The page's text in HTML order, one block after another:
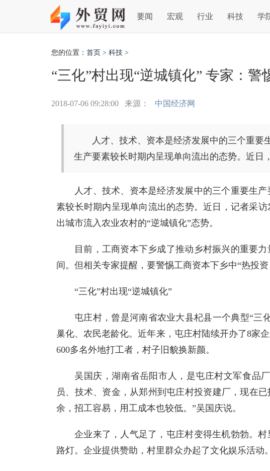
要闻 宏观 行业 科技 学
您的位置： 首页 > 科技 >
“三化”村出现“逆城镇化” 专家：警
2018-07-06 09:28:00 来源： 中国经济网
人才、技术、资本是经济发展中的三个重
生产要素较长时期内呈现单向流出的态势。近日
人才、技术、资本是经济发展中的三个重要生
素较长时期内呈现单向流出的态势。近日，记者采
出城市流入农业农村的“逆城镇化”态势。
目前，工商资本下乡成了推动乡村振兴的重要
间。但相关专家提醒，要警惕工商资本下乡中“热投资
“三化”村出现“逆城镇化”
屯庄村，曾是河南省农业大县杞县一个典型“三
巢化、农民老龄化。近年来，屯庄村陆续开办了8家
600多名外地打工者，村子旧貌换新颜。
吴国庆，湖南省岳阳市人，是屯庄村文军食品
员、技术、资金，从郑州到屯庄村投资建厂，现在
余，招工容易，用工成本也较低。”吴国庆说。
企业来了，人气足了，屯庄村变得生机勃勃。
路灯。企业提供赞助，村里群众办起了文化娱乐活动。